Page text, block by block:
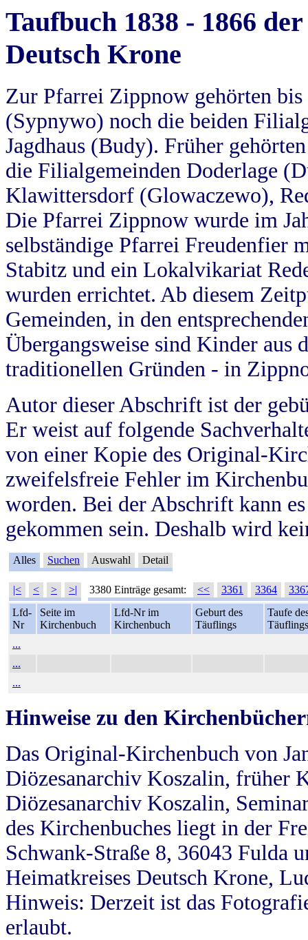
Taufbuch 1838 - 1866
Deutsch Krone
Zur Pfarrei Zippnow gehörten
(Sypnywo) noch die beiden
Jagdhaus (Budy). Früher
die Filialgemeinden Doderlage
Klawittersdorf (Glowaczewo),
Die Pfarrei Zippnow wurde im
selbständige Pfarrei Freudenfier
Stabitz und ein Lokalvikariat
wurden errichtet. Ab diesem
Gemeinden, in den
Übergangsweise sind Kinder aus
traditionellen Gründen - in
Autor dieser Abschrift ist der
Er weist auf folgende
von einer Kopie des Original-
zweifelsfreie Fehler im
worden. Bei der Abschrift kann
gekommen sein. Deshalb wird
Alles Suchen Auswahl Detail
|< < > >| 3380 Einträge gesamt: << 3361 3364
Lfd-
Nr
Seite im
Kirchenbuch
Lfd-Nr im
Kirchenbuch
Geburt des
Täuflings
Taufe
Täuflings
...
...
...
Hinweise zu den
Das Original-Kirchenbuch von
Diözesanarchiv Koszalin, früher
Diözesanarchiv Koszalin,
des Kirchenbuches liegt in der
Schwank-Straße 8, 36043 Fulda
Heimatkreises Deutsch Krone,
Hinweis: Derzeit ist das
erlaubt.